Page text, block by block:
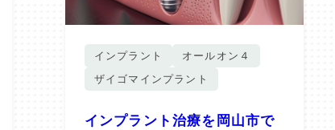
インプラント
オールオン４
ザイゴマインプラント
インプラント治療を岡山市で